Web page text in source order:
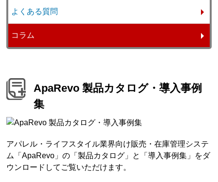
よくある質問
コラム
ApaRevo 製品カタログ・導入事例
集
アパレル・ライフスタイル業界向け販売・在庫管理システ
ム「ApaRevo」の「製品カタログ」と「導入事例集」をダ
ウンロードしてご覧いただけます。